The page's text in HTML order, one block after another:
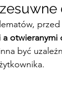
a otwieranymi
być